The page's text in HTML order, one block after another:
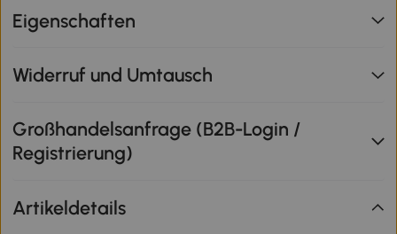
Eigenschaften
Widerruf und Umtausch
Großhandelsanfrage (B2B-Login /
Registrierung)
Artikeldetails